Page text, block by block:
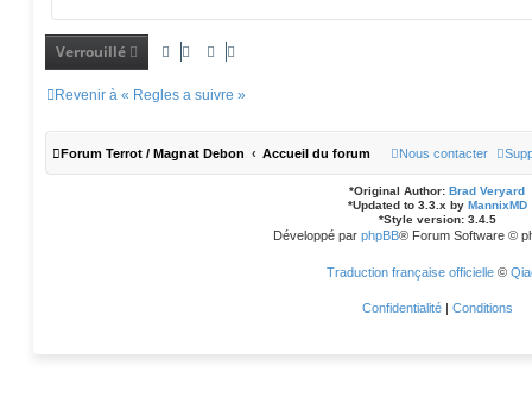
c
i
Verrouillé
Revenir à « Regles a suivre »
Forum Terrot / Magnat Debon Accueil du forum Nous contacter
*Original Author: Brad Veryard
*Updated to 3.3.x by MannixMD
*Style version: 3.4.5
Développé par phpBB® Forum Software ©
Traduction française officielle©
Confidentialité | Conditions